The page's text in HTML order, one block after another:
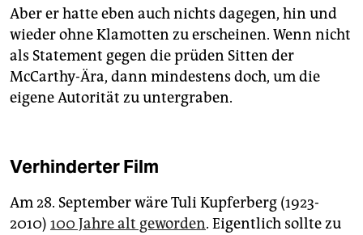
Aber er hatte eben auch nichts dagegen, hin und
wieder ohne Klamotten zu erscheinen. Wenn nicht
als Statement gegen die prüden Sitten der
McCarthy-Ära, dann mindestens doch, um die
eigene Autorität zu untergraben.
Verhinderter Film
Am 28. September wäre Tuli Kupferberg (1923-
2010) 100 Jahre alt geworden. Eigentlich sollte zu